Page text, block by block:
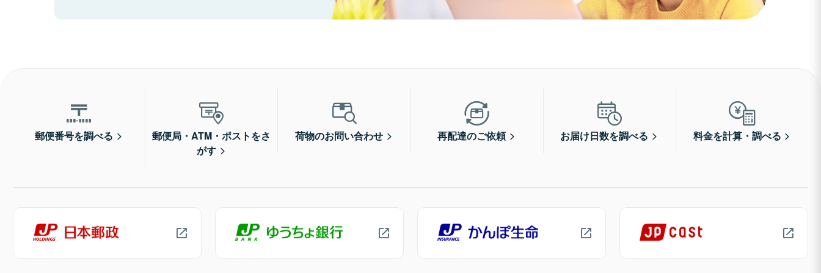
郵便番号を調べる
郵便局・ATM・ポストをさ
がす
荷物のお問い合わせ 再配達のご依頼 お届け日数を調べる 料金を計算・調べる